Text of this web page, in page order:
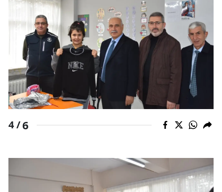
Aksaray
Bayburt
Karaman
Kırıkkale
Ardahan
Iğdır
4 /6